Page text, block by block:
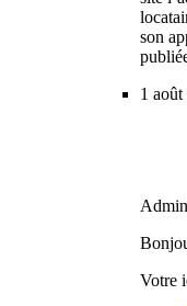
son
1
Votre